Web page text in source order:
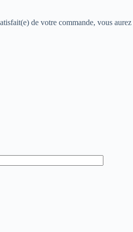
de votre commande, vous aurez